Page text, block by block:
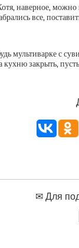
наверное,
все,
мультиварке с
закрыть,
✉ Для